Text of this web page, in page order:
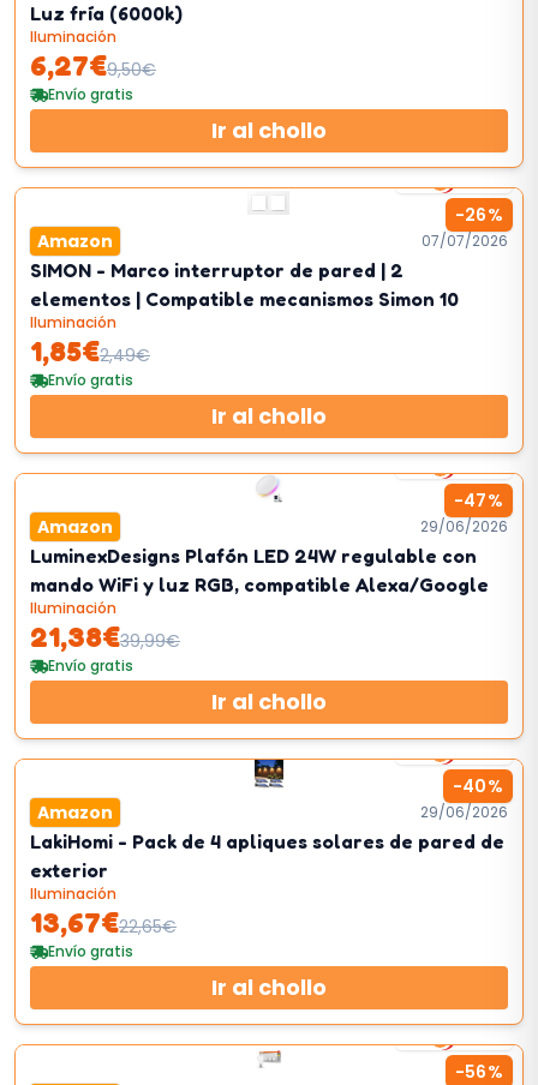
Luz fría (6000k)
Iluminación
6,27€9,50€
Envío gratis
Ir al chollo
-26%
2km/h
Amazon 07/07/2026
SIMON - Marco interruptor de pared | 2
elementos | Compatible mecanismos Simon 10
Iluminación
1,85€2,49€
Envío gratis
Ir al chollo
-47%
2km/h
Amazon 29/06/2026
LuminexDesigns Plafón LED 24W regulable con
mando WiFi y luz RGB, compatible Alexa/Google
Iluminación
21,38€39,99€
Envío gratis
Ir al chollo
-40%
2km/h
Amazon 29/06/2026
LakiHomi - Pack de 4 apliques solares de pared de
exterior
Iluminación
13,67€22,65€
Envío gratis
Ir al chollo
-56%
2km/h